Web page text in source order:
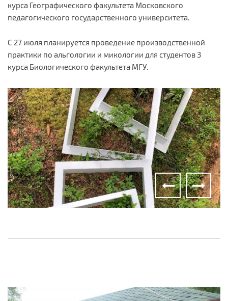
курса Географического факультета Московского
педагогического государственного университета.
С 27 июля планируется проведение производственной
практики по альгологии и микологии для студентов 3
курса Биологического факультета МГУ.